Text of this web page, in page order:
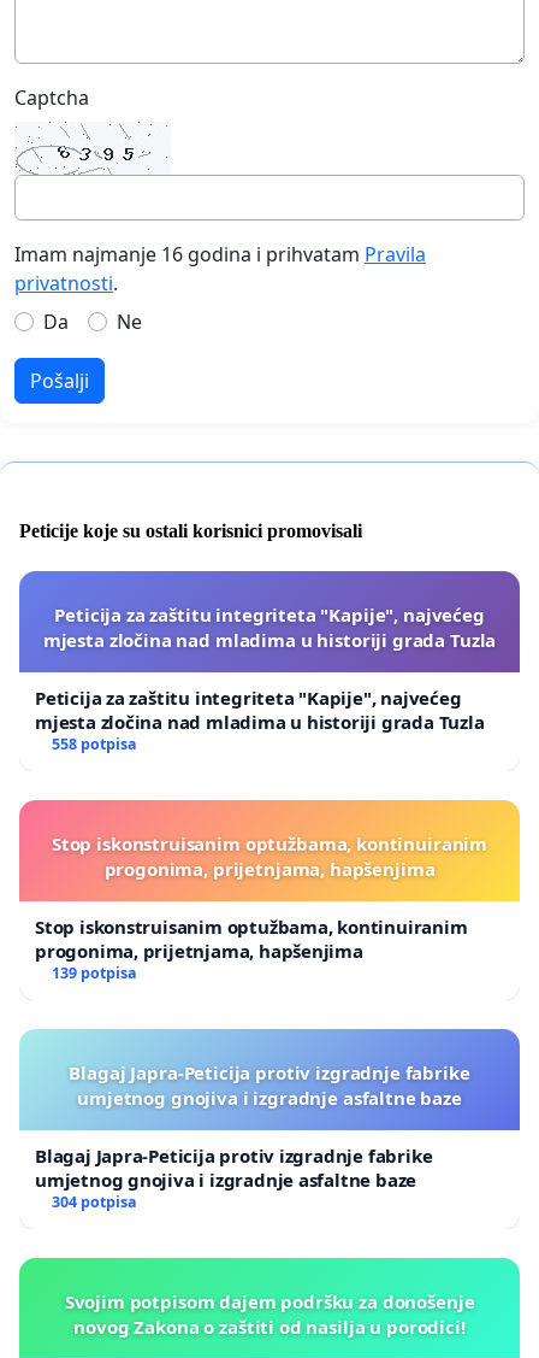
Captcha
Imam najmanje 16 godina i prihvatam Pravila
privatnosti.
Da
Ne
Pošalji
Peticije koje su ostali korisnici promovisali
Peticija za zaštitu integriteta "Kapije", najvećeg
mjesta zločina nad mladima u historiji grada Tuzla
Peticija za zaštitu integriteta "Kapije", najvećeg
mjesta zločina nad mladima u historiji grada Tuzla
558 potpisa
Stop iskonstruisanim optužbama, kontinuiranim
progonima, prijetnjama, hapšenjima
Stop iskonstruisanim optužbama, kontinuiranim
progonima, prijetnjama, hapšenjima
139 potpisa
Blagaj Japra-Peticija protiv izgradnje fabrike
umjetnog gnojiva i izgradnje asfaltne baze
Blagaj Japra-Peticija protiv izgradnje fabrike
umjetnog gnojiva i izgradnje asfaltne baze
304 potpisa
Svojim potpisom dajem podršku za donošenje
novog Zakona o zaštiti od nasilja u porodici!